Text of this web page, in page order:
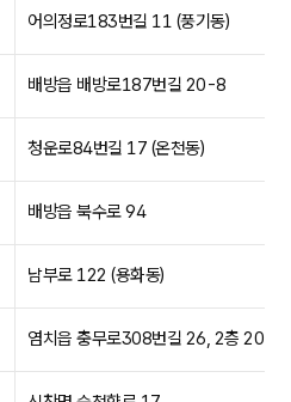
어의정로183번길 11 (풍기동)
배방읍 배방로187번길 20-8
청운로84번길 17 (온천동)
배방읍 북수로 94
남부로 122 (용화동)
염치읍 충무로308번길 26, 2층 201호